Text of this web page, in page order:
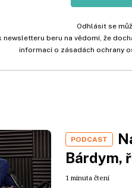
Odhlásit se
newsletteru beru na vědomí, že
informací o zásadách ochrany
PODCAST
Bárdym,
1 minuta čtení